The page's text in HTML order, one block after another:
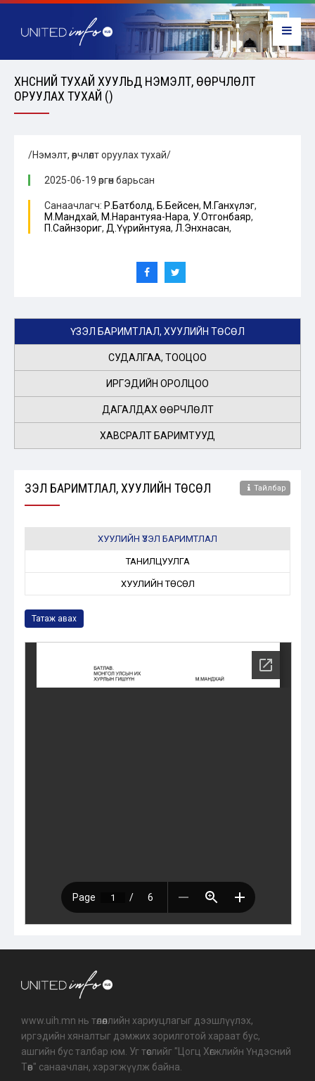
ХҮНСНИЙ ТУХАЙ ХУУЛЬД НЭМЭЛТ, ӨӨРЧЛӨЛТ
ОРУУЛАХ ТУХАЙ ()
/Нэмэлт, өөрчлөлт оруулах тухай/
2025-06-19 өргөн барьсан
Санаачлагч: Р.Батболд, Б.Бейсен, М.Ганхүлэг,
М.Мандхай, М.Нарантуяа-Нара, У.Отгонбаяр,
П.Сайнзориг, Д.Үүрийнтуяа, Л.Энхнасан,
ҮЗЭЛ БАРИМТЛАЛ, ХУУЛИЙН ТӨСӨЛ
СУДАЛГАА, ТООЦОО
ИРГЭДИЙН ОРОЛЦОО
ДАГАЛДАХ ӨӨРЧЛӨЛТ
ХАВСРАЛТ БАРИМТУУД
ҮЗЭЛ БАРИМТЛАЛ, ХУУЛИЙН ТӨСӨЛ Тайлбар
ХУУЛИЙН ҮЗЭЛ БАРИМТЛАЛ
ТАНИЛЦУУЛГА
ХУУЛИЙН ТӨСӨЛ
Татаж авах
www.uih.mn нь төлөөллийн хариуцлагыг дээшлүүлэх,
иргэдийн хяналтыг дэмжих зорилготой хараат бус,
ашгийн бус талбар юм. Уг төслийг "Цогц Хөгжлийн Үндэсний
Төв" санаачлан, хэрэгжүүлж байна.